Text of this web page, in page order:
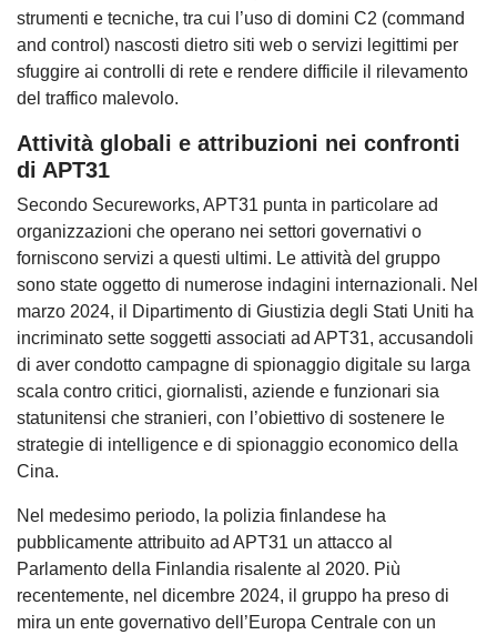
strumenti e tecniche, tra cui l’uso di domini C2 (command
and control) nascosti dietro siti web o servizi legittimi per
sfuggire ai controlli di rete e rendere difficile il rilevamento
del traffico malevolo.
Attività globali e attribuzioni nei confronti
di APT31
Secondo Secureworks, APT31 punta in particolare ad
organizzazioni che operano nei settori governativi o
forniscono servizi a questi ultimi. Le attività del gruppo
sono state oggetto di numerose indagini internazionali. Nel
marzo 2024, il Dipartimento di Giustizia degli Stati Uniti ha
incriminato sette soggetti associati ad APT31, accusandoli
di aver condotto campagne di spionaggio digitale su larga
scala contro critici, giornalisti, aziende e funzionari sia
statunitensi che stranieri, con l’obiettivo di sostenere le
strategie di intelligence e di spionaggio economico della
Cina.
Nel medesimo periodo, la polizia finlandese ha
pubblicamente attribuito ad APT31 un attacco al
Parlamento della Finlandia risalente al 2020. Più
recentemente, nel dicembre 2024, il gruppo ha preso di
mira un ente governativo dell’Europa Centrale con un